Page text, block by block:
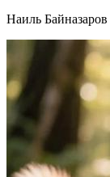
Наиль Байназаров